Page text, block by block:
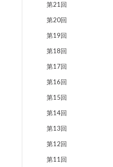
第21回
第20回
第19回
第18回
第17回
第16回
第15回
第14回
第13回
第12回
第11回